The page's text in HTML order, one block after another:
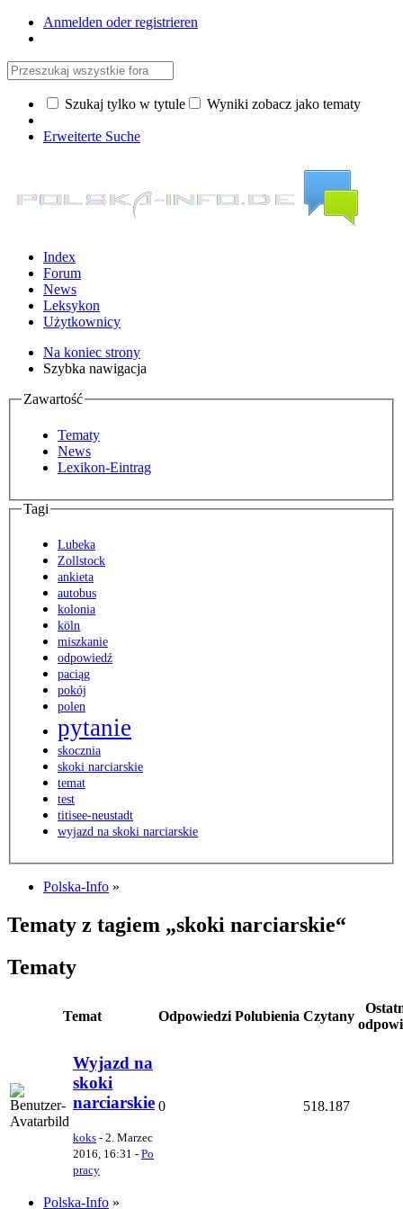
Anmelden oder registrieren
Szukaj tylko w tytule Wyniki zobacz jako tematy
Erweiterte Suche
Index
Forum
News
Leksykon
Użytkownicy
Na koniec strony
Szybka nawigacja
Zawartość
Tematy
News
Lexikon-Eintrag
Tagi
Lubeka
Zollstock
ankieta
autobus
kolonia
köln
miszkanie
odpowiedź
paciąg
pokój
polen
pytanie
skocznia
skoki narciarskie
temat
test
titisee-neustadt
wyjazd na skoki narciarskie
Polska-Info »
Tematy z tagiem „skoki narciarskie“
Tematy
Temat Odpowiedzi Polubienia Czytany
Wyjazd na
skoki
narciarskie
koks - 2. Marzec
2016, 16:31 - Po
pracy
0 518.187
Polska-Info »